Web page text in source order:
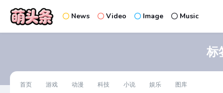
News Video Image Music
标
首页 游戏 动漫 科技 小说 娱乐 图库